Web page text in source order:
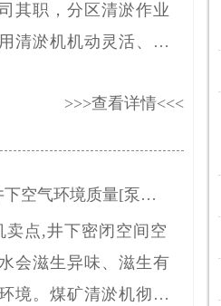
其职，分区清淤作业
清淤机机动灵活、部
载1000米管路远程输
>>>查看详情<<<
空气环境质量[泵泵
达]
点,井下密闭空间空
会滋生异味、滋生有
境。煤矿清淤机彻底